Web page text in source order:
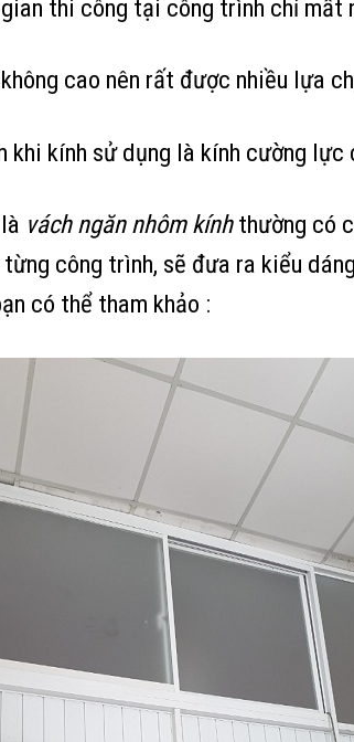
thi công tại công trình chỉ
cao nên rất được nhiều lựa
khi kính sử dụng là kính cường
vách ngăn nhôm kínhthường có
công trình, sẽ đưa ra kiểu
có thể tham khảo :